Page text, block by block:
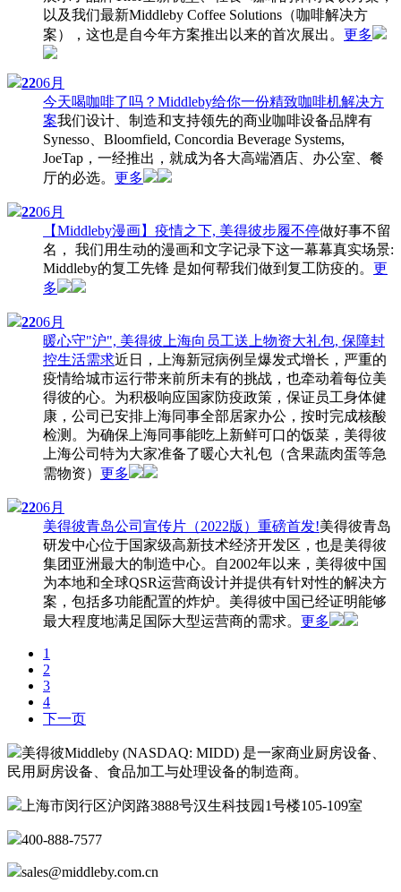
以及我们最新Middleby Coffee Solutions（咖啡解决方
案），这也是自今年方案推出以来的首次展出。 更多
2206月
今天喝咖啡了吗？Middleby给你一份精致咖啡机解决方
案我们设计、制造和支持领先的商业咖啡设备品牌有
Synesso、Bloomfield, Concordia Beverage Systems,
JoeTap，一经推出，就成为各大高端酒店、办公室、餐
厅的必选。 更多
2206月
【Middleby漫画】疫情之下, 美得彼步履不停做好事不留
名， 我们用生动的漫画和文字记录下这一幕幕真实场景:
Middleby的复工先锋 是如何帮我们做到复工防疫的。 更
多
2206月
暖心守"沪", 美得彼上海向员工送上物资大礼包, 保障封
控生活需求近日，上海新冠病例呈爆发式增长，严重的
疫情给城市运行带来前所未有的挑战，也牵动着每位美
得彼的心。为积极响应国家防疫政策，保证员工身体健
康，公司已安排上海同事全部居家办公，按时完成核酸
检测。为确保上海同事能吃上新鲜可口的饭菜，美得彼
上海公司特为大家准备了暖心大礼包（含果蔬肉蛋等急
需物资） 更多
2206月
美得彼青岛公司宣传片（2022版）重磅首发!美得彼青岛
研发中心位于国家级高新技术经济开发区，也是美得彼
集团亚洲最大的制造中心。自2002年以来，美得彼中国
为本地和全球QSR运营商设计并提供有针对性的解决方
案，包括多功能配置的炸炉。美得彼中国已经证明能够
最大程度地满足国际大型运营商的需求。 更多
1
2
3
4
下一页
美得彼Middleby (NASDAQ: MIDD) 是一家商业厨房设备、
民用厨房设备、食品加工与处理设备的制造商。
上海市闵行区沪闵路3888号汉生科技园1号楼105-109室
400-888-7577
sales@middleby.com.cn